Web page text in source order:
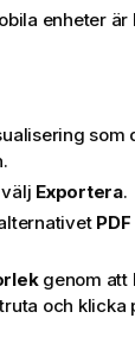
enheter är
som
Exportera.
PDF
genom att
och klicka